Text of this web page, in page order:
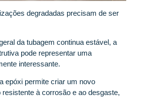
degradadas precisam de ser
da tubagem continua estável, a
pode representar uma
interessante.
epóxi permite criar um novo
à corrosão e ao desgaste,